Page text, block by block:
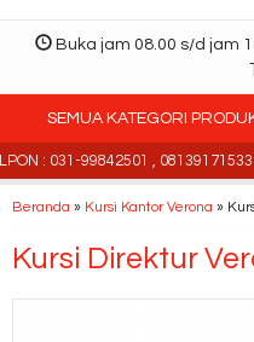
Buka jam 08.00 s/d jam
SEMUA KATEGORI
: 031-99842501 ,
Beranda » Kursi Kantor Verona »
Kursi Direktur